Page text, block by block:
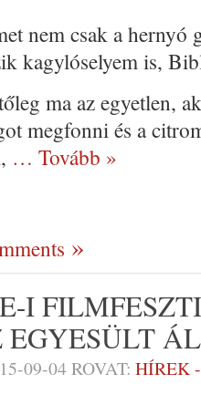
nem csak a
kagylóselyem is,
ma az egyetlen,
megfonni és a
… Tovább »
I
EGYESÜLT
09-04ROVAT: HÍREK